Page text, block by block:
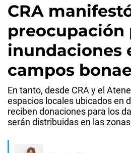
CRA
preocupación
inundaciones
campos
En tanto, desde CRA y el
espacios locales ubicados en
reciben donaciones para los
serán distribuidas en las